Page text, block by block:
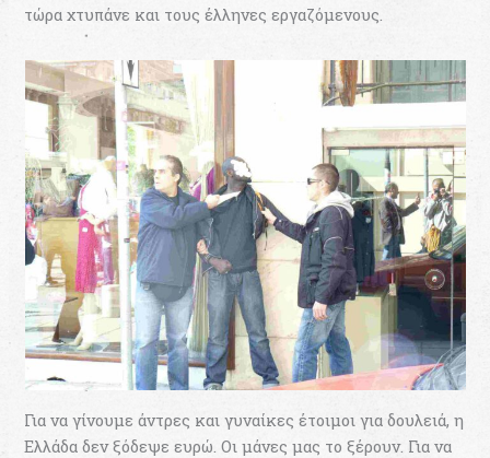
τώρα χτυπάνε και τους έλληνες εργαζόμενους.
Για να γίνουμε άντρες και γυναίκες έτοιμοι για δουλειά, η
Ελλάδα δεν ξόδεψε ευρώ. Οι μάνες μας το ξέρουν. Για να